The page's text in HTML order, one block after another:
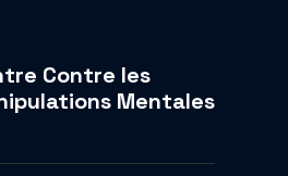
Contre les
Mentales